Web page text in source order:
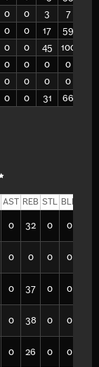
0 0 3 7
0 0 17 59
0 0 45 100
0 0 0 0
0 0 0 0
0 0 31 66
AST REB STL BLK
0 32 0 0
0 0 0 0
0 37 0 0
0 38 0 0
0 26 0 0